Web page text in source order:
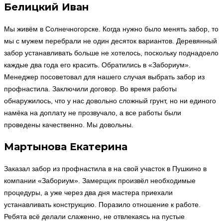
Белицкий Иван
Мы живём в Солнечногорске. Когда нужно было менять забор, то
мы с мужем перебрали не один десяток вариантов. Деревянный
забор устанавливать больше не хотелось, поскольку поднадоело
каждые два года его красить. Обратились в «Забориум».
Менеджер посоветовал для нашего случая выбрать забор из
профнастила. Заключили договор. Во время работы
обнаружилось, что у нас довольно сложный грунт, но ни единого
намёка на доплату не прозвучало, а все работы были
проведены качественно. Мы довольны.
Мартынова Екатерина
Заказал забор из профнастила в на свой участок в Пушкино в
компании «Забориум». Замерщик произвёл необходимые
процедуры, а уже через два дня мастера приехали
устанавливать конструкцию. Поразило отношение к работе.
Ребята всё делали слаженно, не отвлекаясь на пустые